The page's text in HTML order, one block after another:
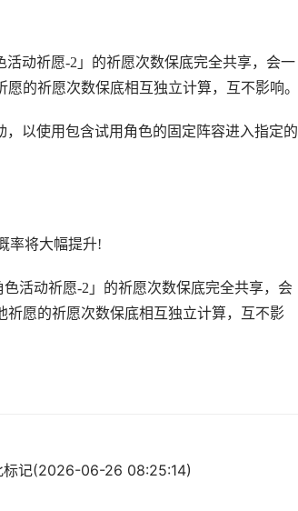
动祈愿-2」的祈愿次数保底完全共享，会一
的祈愿次数保底相互独立计算，互不影响。
以使用包含试用角色的固定阵容进入指定的
率将大幅提升!
活动祈愿-2」的祈愿次数保底完全共享，会
愿的祈愿次数保底相互独立计算，互不影
标记(2026-06-26 08:25:14)